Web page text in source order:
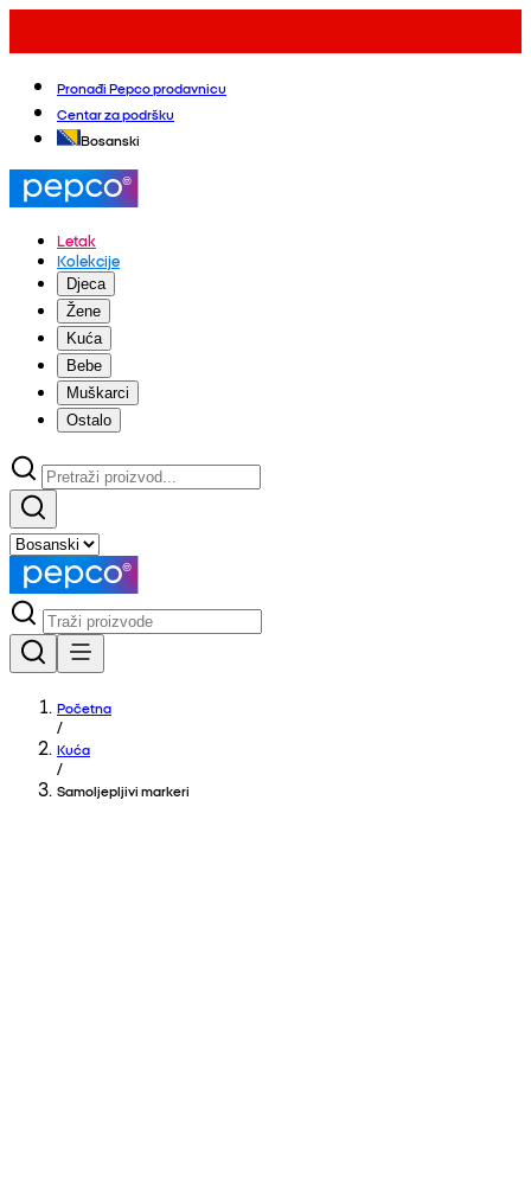
Pronađi Pepco prodavnicu
Centar za podršku
Bosanski
Letak
Kolekcije
Djeca
Žene
Kuća
Bebe
Muškarci
Ostalo
Početna
/
Kuća
/
Samoljepljivi markeri